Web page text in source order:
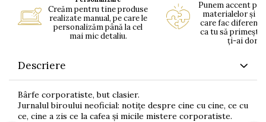
Creăm pentru tine produse
realizate manual, pe care le
personalizăm până la cel
mai mic detaliu.
Punem accent pe
materialelor și
care fac
ca tu să primești
ți-ai dorit.
Descriere
Bârfe corporatiste, but clasier.
Jurnalul biroului neoficial: notițe despre cine cu cine, ce cu
ce, cine a zis ce la cafea și micile mistere corporatiste.